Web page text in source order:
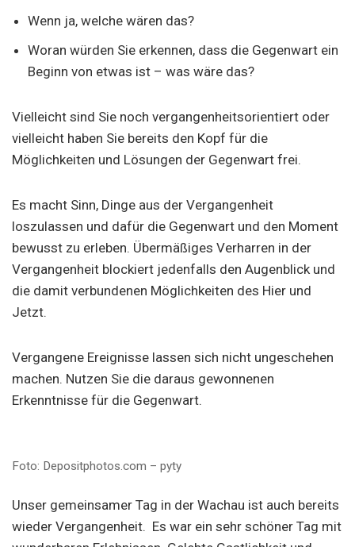
Wenn ja, welche wären das?
Woran würden Sie erkennen, dass die Gegenwart ein
Beginn von etwas ist – was wäre das?
Vielleicht sind Sie noch vergangenheitsorientiert oder
vielleicht haben Sie bereits den Kopf für die
Möglichkeiten und Lösungen der Gegenwart frei.
Es macht Sinn, Dinge aus der Vergangenheit
loszulassen und dafür die Gegenwart und den Moment
bewusst zu erleben. Übermäßiges Verharren in der
Vergangenheit blockiert jedenfalls den Augenblick und
die damit verbundenen Möglichkeiten des Hier und
Jetzt.
Vergangene Ereignisse lassen sich nicht ungeschehen
machen. Nutzen Sie die daraus gewonnenen
Erkenntnisse für die Gegenwart.
Foto: Depositphotos.com – pyty
Unser gemeinsamer Tag in der Wachau ist auch bereits
wieder Vergangenheit. Es war ein sehr schöner Tag mit